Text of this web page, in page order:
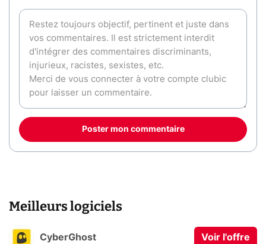
Poster mon commentaire
Meilleurs logiciels
CyberGhost Voir l'offre